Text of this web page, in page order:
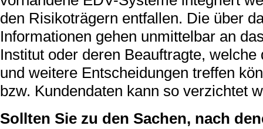
den Risikoträgern entfallen. Die über
Informationen gehen unmittelbar an
Institut oder deren Beauftragte,
und weitere Entscheidungen treffen
bzw. Kundendaten kann so verzichtet
Sollten Sie zu den Sachen, nach